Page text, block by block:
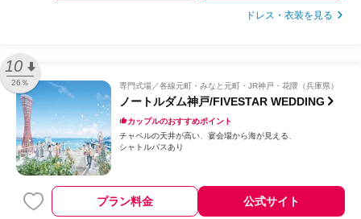
ドレス・衣装を見る
10
26％ 専門式場 各線元町・みなと元町・JR神戸・花隈（兵庫県）
ノートルダム神戸/FIVESTAR WEDDING
カップルのおすすめポイント
チャペルの天井が高い
宴会場から海が見える
シャトルバスあり
プラン料金 公式サイト